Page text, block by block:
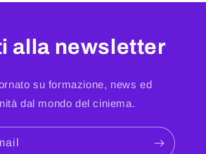
alla newsletter
su formazione, news ed
dal mondo del ciniema.